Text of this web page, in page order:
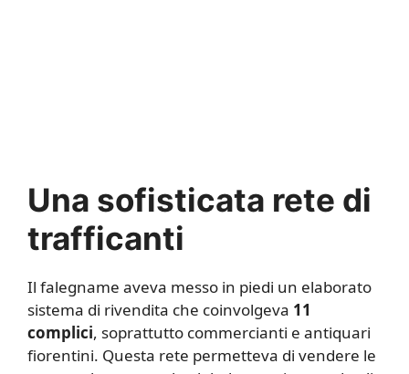
Una sofisticata rete di
trafficanti
Il falegname aveva messo in piedi un elaborato
sistema di rivendita che coinvolgeva 11
complici, soprattutto commercianti e antiquari
fiorentini. Questa rete permetteva di vendere le